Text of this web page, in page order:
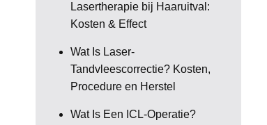
Lasertherapie bij Haaruitval:
Kosten & Effect
Wat Is Laser-
Tandvleescorrectie? Kosten,
Procedure en Herstel
Wat Is Een ICL-Operatie?